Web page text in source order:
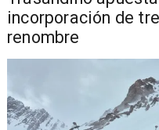
incorporación de
renombre